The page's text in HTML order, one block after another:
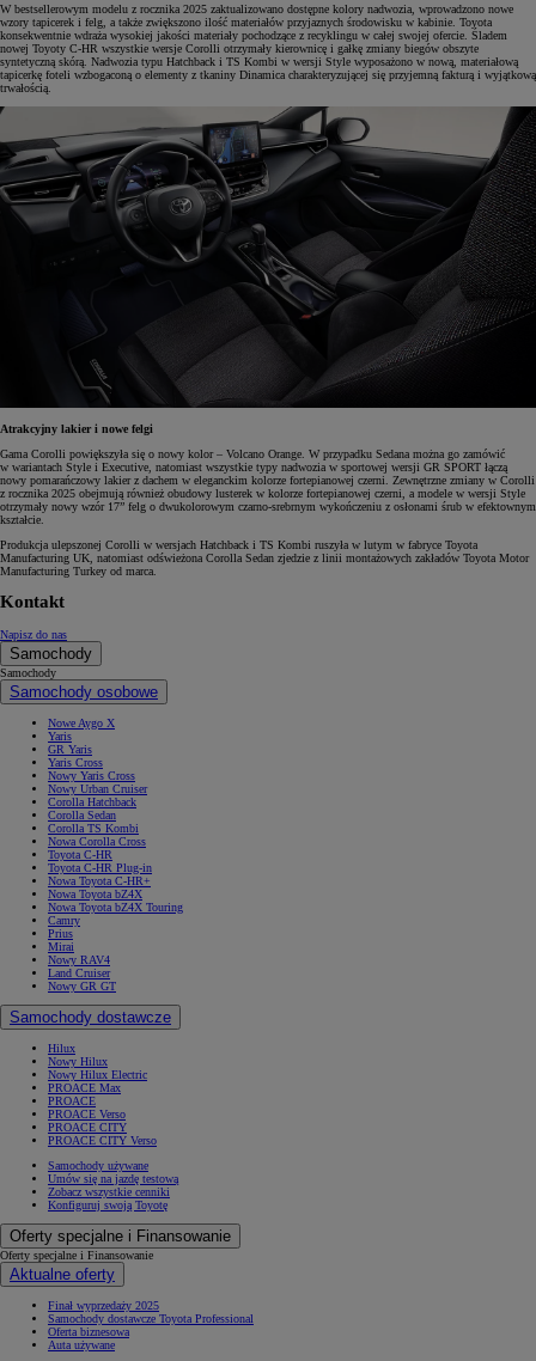
W bestsellerowym modelu z rocznika 2025 zaktualizowano dostępne kolory nadwozia, wprowadzono nowe
wzory tapicerek i felg, a także zwiększono ilość materiałów przyjaznych środowisku w kabinie. Toyota
konsekwentnie wdraża wysokiej jakości materiały pochodzące z recyklingu w całej swojej ofercie. Śladem
nowej Toyoty C-HR wszystkie wersje Corolli otrzymały kierownicę i gałkę zmiany biegów obszyte
syntetyczną skórą. Nadwozia typu Hatchback i TS Kombi w wersji Style wyposażono w nową, materiałową
tapicerkę foteli wzbogaconą o elementy z tkaniny Dinamica charakteryzującej się przyjemną fakturą i wyjątkową
trwałością.
Atrakcyjny lakier i nowe felgi
Gama Corolli powiększyła się o nowy kolor – Volcano Orange. W przypadku Sedana można go zamówić
w wariantach Style i Executive, natomiast wszystkie typy nadwozia w sportowej wersji GR SPORT łączą
nowy pomarańczowy lakier z dachem w eleganckim kolorze fortepianowej czerni. Zewnętrzne zmiany w Corolli
z rocznika 2025 obejmują również obudowy lusterek w kolorze fortepianowej czerni, a modele w wersji Style
otrzymały nowy wzór 17” felg o dwukolorowym czarno-srebrnym wykończeniu z osłonami śrub w efektownym
kształcie.
Produkcja ulepszonej Corolli w wersjach Hatchback i TS Kombi ruszyła w lutym w fabryce Toyota
Manufacturing UK, natomiast odświeżona Corolla Sedan zjedzie z linii montażowych zakładów Toyota Motor
Manufacturing Turkey od marca.
Kontakt
Napisz do nas
Samochody
Samochody
Samochody osobowe
Nowe Aygo X
Yaris
GR Yaris
Yaris Cross
Nowy Yaris Cross
Nowy Urban Cruiser
Corolla Hatchback
Corolla Sedan
Corolla TS Kombi
Nowa Corolla Cross
Toyota C-HR
Toyota C-HR Plug-in
Nowa Toyota C-HR+
Nowa Toyota bZ4X
Nowa Toyota bZ4X Touring
Camry
Prius
Mirai
Nowy RAV4
Land Cruiser
Nowy GR GT
Samochody dostawcze
Hilux
Nowy Hilux
Nowy Hilux Electric
PROACE Max
PROACE
PROACE Verso
PROACE CITY
PROACE CITY Verso
Samochody używane
Umów się na jazdę testową
Zobacz wszystkie cenniki
Konfiguruj swoją Toyotę
Oferty specjalne i Finansowanie
Oferty specjalne i Finansowanie
Aktualne oferty
Finał wyprzedaży 2025
Samochody dostawcze Toyota Professional
Oferta biznesowa
Auta używane